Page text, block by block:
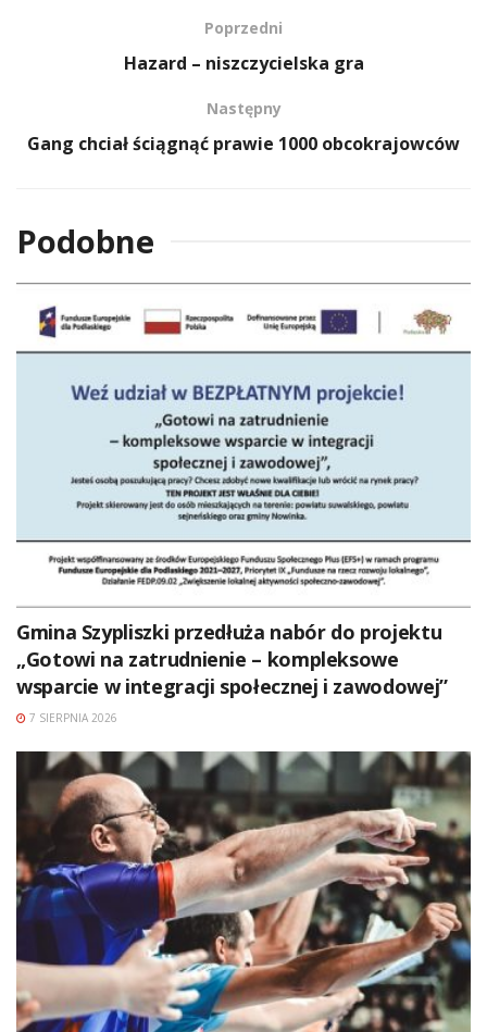
Poprzedni
Hazard – niszczycielska gra
Następny
Gang chciał ściągnąć prawie 1000 obcokrajowców
Podobne
Gmina Szypliszki przedłuża nabór do projektu
„Gotowi na zatrudnienie – kompleksowe
wsparcie w integracji społecznej i zawodowej”
7 SIERPNIA 2026